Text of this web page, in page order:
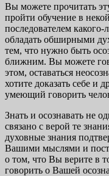
Вы можете прочитать
пройти обучение в
последователем
обладать обширными
тем, что нужно быть
ближним. Вы можете
этом, оставаться
хотите доказать себе
умеющий говорить
Знать и осознавать не
связано с верой те
духовные знания
Вашими мыслями и
о том, что Вы верите в
говорить о Вашей